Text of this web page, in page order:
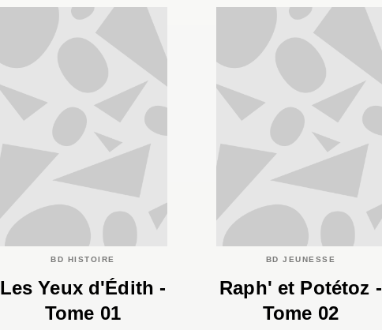
BD HISTOIRE
Les Yeux d'Édith -
Tome 01
BD JEUNESSE
Raph' et Potétoz -
Tome 02